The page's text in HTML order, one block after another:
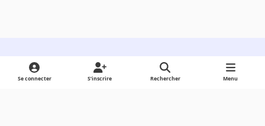
Light ModeDark ModeSystem Preference
Se connecter S’inscrire Rechercher Menu